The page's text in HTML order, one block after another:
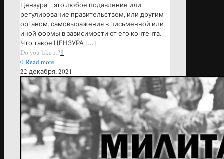
Цензура – это любое подавление или
регулирование правительством, или другим
органом, самовыражения в письменной или
иной формы в зависимости от его контента.
Что такое ЦЕНЗУРА […]
Do you like it?8
0Read more
22 декабря, 2021